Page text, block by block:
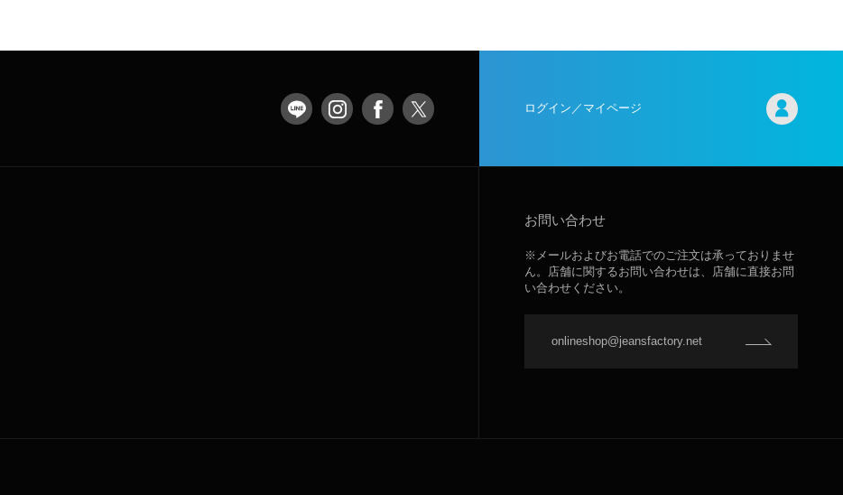
ログイン／マイページ
お問い合わせ
※メールおよびお電話でのご注文は承っておりませ
ん。店舗に関するお問い合わせは、店舗に直接お問
い合わせください。
onlineshop@jeansfactory.net